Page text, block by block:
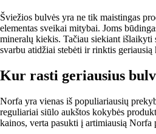
Šviežios bulvės yra ne tik maistingas
elementas sveikai mitybai. Joms
mineralų kiekis. Tačiau siekiant išlaikyti
svarbu atidžiai stebėti ir rinktis geriausią
Kur rasti geriausius
Norfa yra vienas iš populiariausių
reguliariai siūlo aukštos kokybės
kainos, verta pasukti į artimiausią Norfa